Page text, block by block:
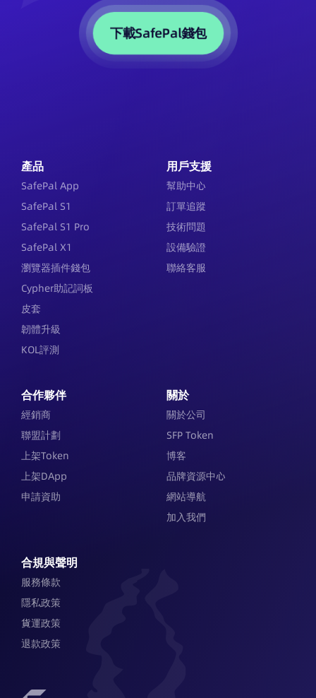
下載SafePal錢包
產品
SafePal App
SafePal S1
SafePal S1 Pro
SafePal X1
瀏覽器插件錢包
Cypher助記詞板
皮套
韌體升級
KOL評測
用戶支援
幫助中心
訂單追蹤
技術問題
設備驗證
聯絡客服
合作夥伴
經銷商
聯盟計劃
上架Token
上架DApp
申請資助
關於
關於公司
SFP Token
博客
品牌資源中心
網站導航
加入我們
合規與聲明
服務條款
隱私政策
貨運政策
退款政策